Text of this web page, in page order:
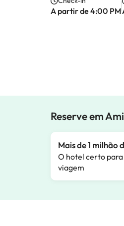
A partir de 4:00 PM
Reserve em
Mais de 1 milhão
O hotel certo
viagem